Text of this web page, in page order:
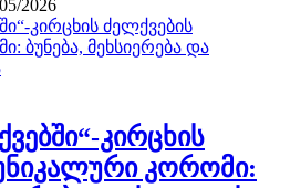
2026
კირცხის
კორომი: